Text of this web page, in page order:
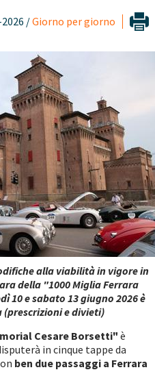
/Giorno per giorno
alla viabilità in vigore in
della "1000 Miglia Ferrara
10 e sabato 13 giugno 2026 è
e divieti)
Cesare Borsetti" è
in cinque tappe da
ben due passaggi a Ferrara